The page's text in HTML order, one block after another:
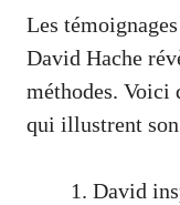
Les
David Hache
méthodes. Voici
qui illustrent
David